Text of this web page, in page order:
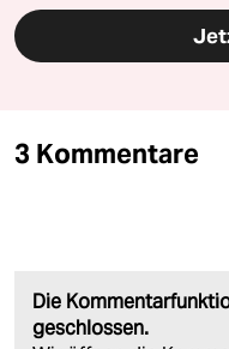
3 Kommentare
Die
geschlossen.